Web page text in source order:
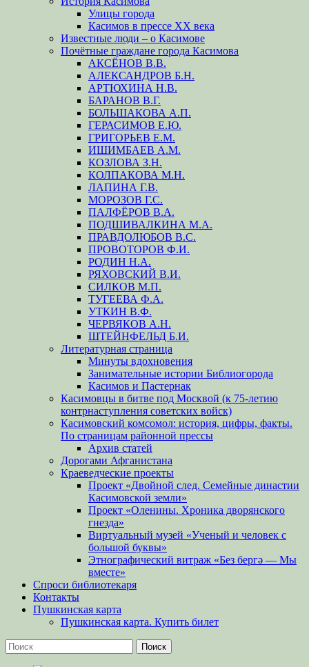
Улицы города
Касимов в прессе XX века
Известные люди – о Касимове
Почётные граждане города Касимова
АКСЁНОВ В.В.
АЛЕКСАНДРОВ Б.Н.
АРТЮХИНА Н.В.
БАРАНОВ В.Г.
БОЛЬШАКОВА А.П.
ГЕРАСИМОВ Е.Ю.
ГРИГОРЬЕВ Е.М.
ИШИМБАЕВ А.М.
КОЗЛОВА З.Н.
КОЛПАКОВА М.Н.
ЛАПИНА Г.В.
МОРОЗОВ Г.С.
ПАЛФЁРОВ В.А.
ПОДШИВАЛКИНА М.А.
ПРАВДОЛЮБОВ В.С.
ПРОВОТОРОВ Ф.И.
РОДИН Н.А.
РЯХОВСКИЙ В.И.
СИЛКОВ М.П.
ТУГЕЕВА Ф.А.
УТКИН В.Ф.
ЧЕРВЯКОВ А.Н.
ШТЕЙНФЕЛЬД Б.И.
Литературная страница
Минуты вдохновения
Занимательные истории Библиогорода
Касимов и Пастернак
Касимовцы в битве под Москвой (к 75-летию
контрнаступления советских войск)
Касимовский комсомол: история, цифры, факты.
По страницам районной прессы
Архив статей
Дорогами Афганистана
Краеведческие проекты
Проект «Двойной след. Семейные династии
Касимовской земли»
Проект «Оленины. Хроника дворянского
гнезда»
Виртуальный музей «Ученый и человек с
большой буквы»
Этнографический витраж «Без бергə — Мы
вместе»
Спроси библиотекаря
Контакты
Пушкинская карта
Пушкинская карта. Купить билет
Поиск
Найти: